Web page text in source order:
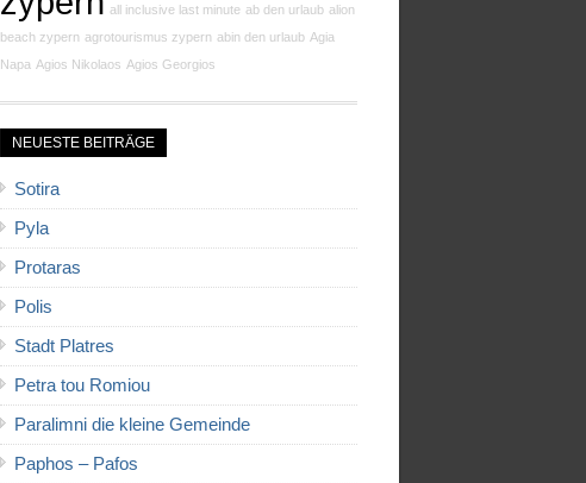
all inclusive last minute ab den urlaub alion
beach zypern agrotourismus zypern abin den urlaub Agia
Napa Agios Nikolaos Agios Georgios
NEUESTE BEITRÄGE
Sotira
Pyla
Protaras
Polis
Stadt Platres
Petra tou Romiou
Paralimni die kleine Gemeinde
Paphos – Pafos